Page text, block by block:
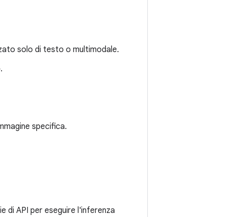
solo di testo o multimodale.
specifica.
di API per eseguire l'inferenza